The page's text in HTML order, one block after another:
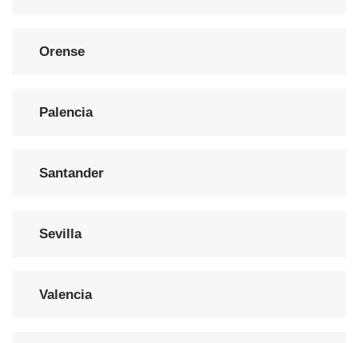
Orense
Palencia
Santander
Sevilla
Valencia